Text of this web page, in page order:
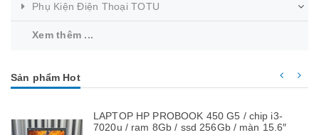
Phụ Kiện Điện Thoại TOTU
Xem thêm ...
Sản phẩm Hot
LAPTOP HP PROBOOK 450 G5 / chip i3-
7020u / ram 8Gb / ssd 256Gb / màn 15.6″